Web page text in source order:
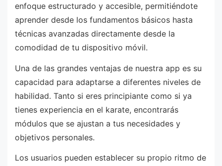
enfoque estructurado y accesible, permitiéndote
aprender desde los fundamentos básicos hasta
técnicas avanzadas directamente desde la
comodidad de tu dispositivo móvil.
Una de las grandes ventajas de nuestra app es su
capacidad para adaptarse a diferentes niveles de
habilidad. Tanto si eres principiante como si ya
tienes experiencia en el karate, encontrarás
módulos que se ajustan a tus necesidades y
objetivos personales.
Los usuarios pueden establecer su propio ritmo de